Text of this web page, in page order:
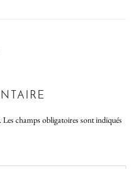
Les champs obligatoires sont indiqués